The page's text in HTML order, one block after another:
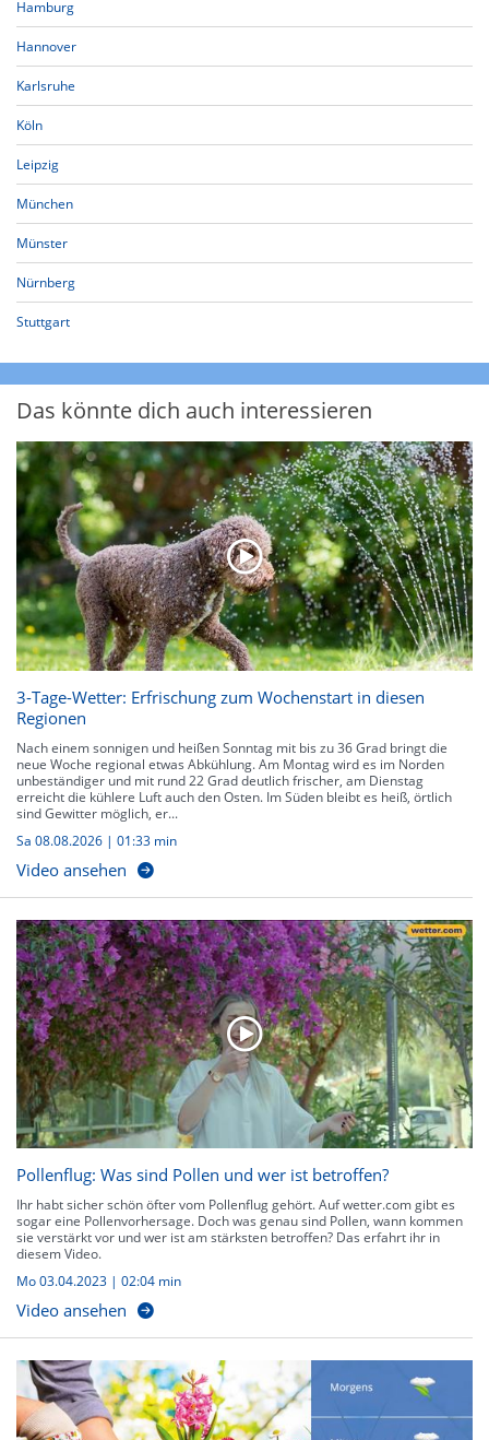
Hamburg
Hannover
Karlsruhe
Köln
Leipzig
München
Münster
Nürnberg
Stuttgart
Das könnte dich auch interessieren
3-Tage-Wetter: Erfrischung zum Wochenstart in diesen
Regionen
Nach einem sonnigen und heißen Sonntag mit bis zu 36 Grad bringt die
neue Woche regional etwas Abkühlung. Am Montag wird es im Norden
unbeständiger und mit rund 22 Grad deutlich frischer, am Dienstag
erreicht die kühlere Luft auch den Osten. Im Süden bleibt es heiß, örtlich
sind Gewitter möglich, er...
Sa 08.08.2026 | 01:33 min
Video ansehen
Pollenflug: Was sind Pollen und wer ist betroffen?
Ihr habt sicher schön öfter vom Pollenflug gehört. Auf wetter.com gibt es
sogar eine Pollenvorhersage. Doch was genau sind Pollen, wann kommen
sie verstärkt vor und wer ist am stärksten betroffen? Das erfahrt ihr in
diesem Video.
Mo 03.04.2023 | 02:04 min
Video ansehen